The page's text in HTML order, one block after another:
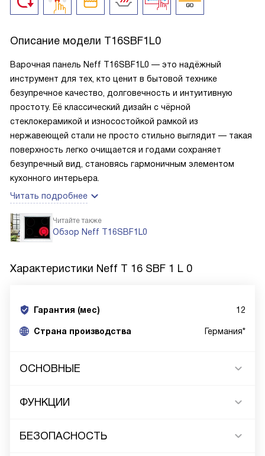
Описание модели T16SBF1L0
Варочная панель Neff T16SBF1L0 — это надёжный
инструмент для тех, кто ценит в бытовой технике
безупречное качество, долговечность и интуитивную
простоту. Её классический дизайн с чёрной
стеклокерамикой и износостойкой рамкой из
нержавеющей стали не просто стильно выглядит — такая
поверхность легко очищается и годами сохраняет
безупречный вид, становясь гармоничным элементом
кухонного интерьера.
Читать подробнее
Читайте также
Обзор Neff T16SBF1L0
Характеристики Neff T 16 SBF 1 L 0
Гарантия (мес) 12
Страна производства Германия*
ОСНОВНЫЕ
ФУНКЦИИ
БЕЗОПАСНОСТЬ